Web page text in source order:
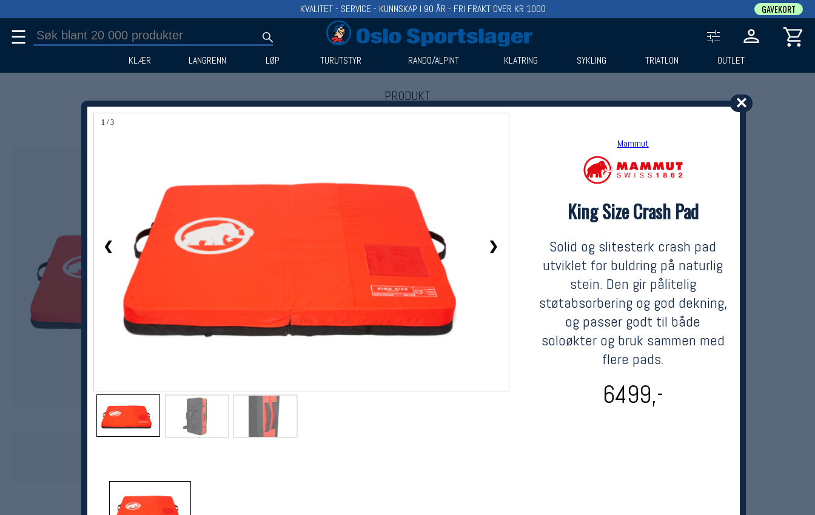
✕
1 / 3
❮ ❯
Mammut
King Size Crash Pad
Solid og slitesterk crash pad
utviklet for buldring på naturlig
stein. Den gir pålitelig
støtabsorbering og god dekning,
og passer godt til både
soloøkter og bruk sammen med
flere pads.
6499,-
KVALITET - SERVICE - KUNNSKAP I 90 ÅR - FRI FRAKT OVER KR 1000 GAVEKORT
☰
KLÆR LANGRENN LØP TURUTSTYR RANDO/ALPINT KLATRING SYKLING TRIATLON OUTLET
PRODUKT
Produkter (1)
Mammut